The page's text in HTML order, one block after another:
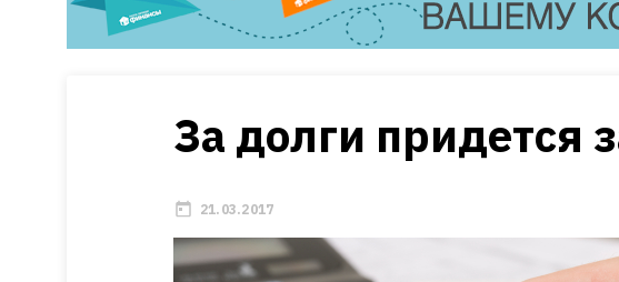
За долги придется
21.03.2017